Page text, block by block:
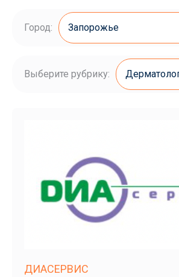
Город: Запорожье
Выберите рубрику:
ДИАСЕРВИС